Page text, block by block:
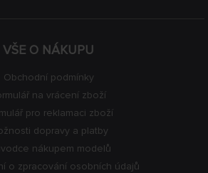
VŠE O NÁKUPU
Obchodní podmínky
na vrácení zboží
pro reklamaci zboží
dopravy a platby
nákupem modelů
o zpracování osobních údajů